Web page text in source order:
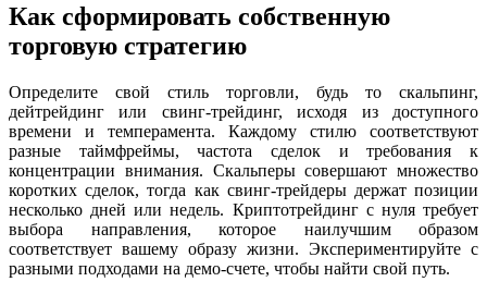
Как сформировать собственную
торговую стратегию
Определите свой стиль торговли, будь то скальпинг,
дейтрейдинг или свинг-трейдинг, исходя из доступного
времени и темперамента. Каждому стилю соответствуют
разные таймфреймы, частота сделок и требования к
концентрации внимания. Скальперы совершают множество
коротких сделок, тогда как свинг-трейдеры держат позиции
несколько дней или недель. Криптотрейдинг с нуля требует
выбора направления, которое наилучшим образом
соответствует вашему образу жизни. Экспериментируйте с
разными подходами на демо-счете, чтобы найти свой путь.